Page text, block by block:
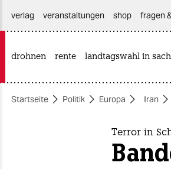
themen
verlag
veranstaltungen shop fragen
drohnen rente landtagswahl in
Startseite Politik Europa Iran
Terror in